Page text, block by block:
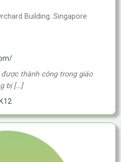
Building. Singapore
thành công trong giáo
bị […]